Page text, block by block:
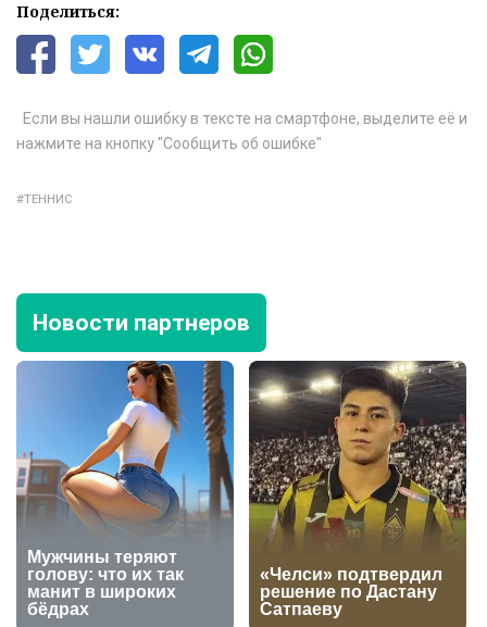
Поделиться:
Если вы нашли ошибку в тексте на смартфоне, выделите её и
нажмите на кнопку "Сообщить об ошибке"
ТЕННИС
Новости партнеров